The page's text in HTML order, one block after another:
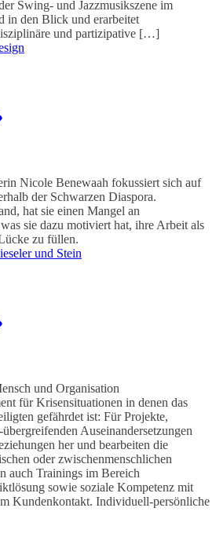
Swing- und Jazzmusikszene im
in den Blick und erarbeitet
und partizipative […]
Nicole Benewaah fokussiert sich auf
der Schwarzen Diaspora.
hat sie einen Mangel an
sie dazu motiviert hat, ihre Arbeit als
zu füllen.
und Stein
und Organisation
für Krisensituationen in denen das
gefährdet ist: Für Projekte,
Auseinandersetzungen
her und bearbeiten die
oder zwischenmenschlichen
auch Trainings im Bereich
sowie soziale Kompetenz mit
Kundenkontakt. Individuell-persönliche